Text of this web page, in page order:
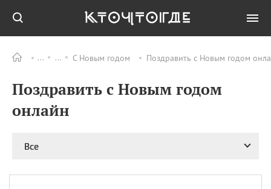
С Новым годом Поздравить с Новым годом
Поздравить с Новым годом
онлайн
Все
ПРАЗДНИКИ Все
11.08 Рождество святителя
Николая Чудотворца
праздник